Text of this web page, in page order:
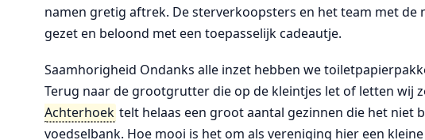
namen gretig aftrek. De sterverkoopsters en het team met
gezet en beloond met een toepasselijk cadeautje.
Saamhorigheid Ondanks alle inzet hebben we
Terug naar de grootgrutter die op de kleintjes let of letten wij
Achterhoek telt helaas een groot aantal gezinnen die het niet
voedselbank. Hoe mooi is het om als vereniging hier een